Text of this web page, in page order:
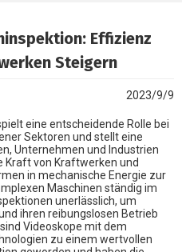
Effizienz
Steigern
2023/9/9
eine entscheidende Rolle bei
Sektoren und stellt eine
Unternehmen und Industrien
Kraft von Kraftwerken und
in mechanische Energie zur
Maschinen ständig im
unerlässlich, um
ihren reibungslosen Betrieb
Videoskope mit dem
zu einem wertvollen